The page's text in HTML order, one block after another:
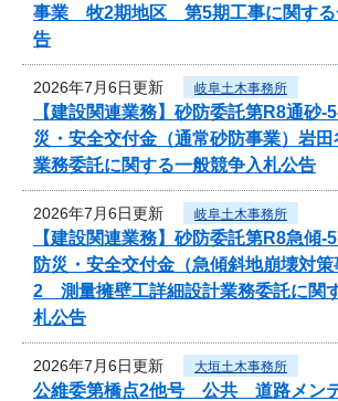
事業 牧2期地区 第5期工事に関する
告
2026年7月6日更新 岐阜土木事務所
【建設関連業務】砂防委託第R8通
災・安全交付金（通常砂防事業）岩
業務委託に関する一般競争入札公告
2026年7月6日更新 岐阜土木事務所
【建設関連業務】砂防委託第R8急
防災・安全交付金（急傾斜地崩壊対
2 測量擁壁工詳細設計業務委託に関
札公告
2026年7月6日更新 大垣土木事務所
公維委第橋点2他号 公共 道路メン